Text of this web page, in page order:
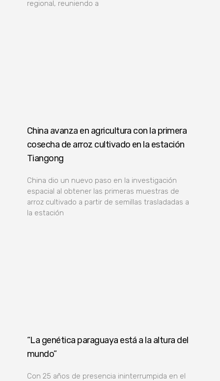
regional, reuniendo a
China avanza en agricultura con la primera
cosecha de arroz cultivado en la estación
Tiangong
China dio un nuevo paso en la investigación
espacial al obtener las primeras muestras de
arroz cultivado a partir de semillas trasladadas a
la estación
“La genética paraguaya está a la altura del
mundo”
Con 25 años de presencia ininterrumpida en el